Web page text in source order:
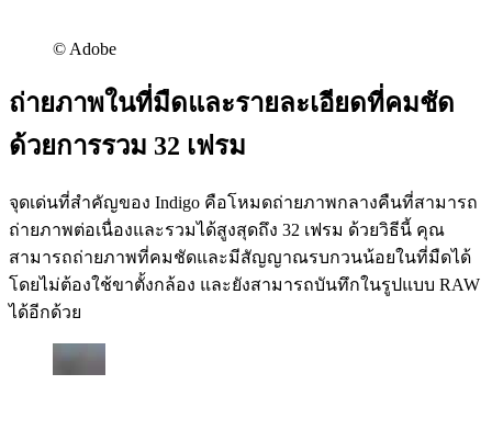
©︎ Adobe
ถ่ายภาพในที่มืดและรายละเอียดที่คมชัด
ด้วยการรวม 32 เฟรม
จุดเด่นที่สำคัญของ Indigo คือโหมดถ่ายภาพกลางคืนที่สามารถ
ถ่ายภาพต่อเนื่องและรวมได้สูงสุดถึง 32 เฟรม ด้วยวิธีนี้ คุณ
สามารถถ่ายภาพที่คมชัดและมีสัญญาณรบกวนน้อยในที่มืดได้
โดยไม่ต้องใช้ขาตั้งกล้อง และยังสามารถบันทึกในรูปแบบ RAW
ได้อีกด้วย